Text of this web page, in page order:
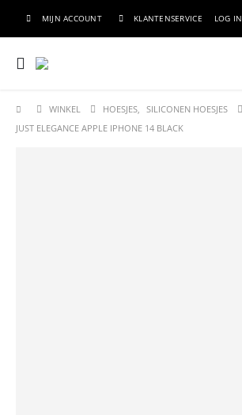
MIJN ACCOUNT KLANTENSERVICE LOG IN
WINKEL HOESJES
SILICONEN HOESJES
JUST ELEGANCE APPLE IPHONE 14 BLACK